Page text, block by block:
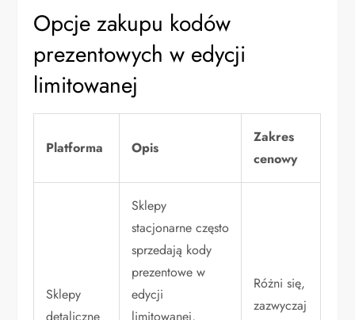
Opcje zakupu kodów
prezentowych w edycji
limitowanej
Platforma Opis
Zakres
cenowy
Sklepy
Sklepy
stacjonarne często
sprzedają kody
prezentowe w
edycji
Różni się,
zazwyczaj